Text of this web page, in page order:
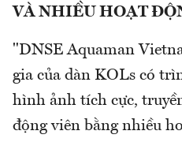
VÀ NHIỀU HOẠT
"DNSE Aquaman
gia của dàn KOLs có
hình ảnh tích cực,
động viên bằng nhiều